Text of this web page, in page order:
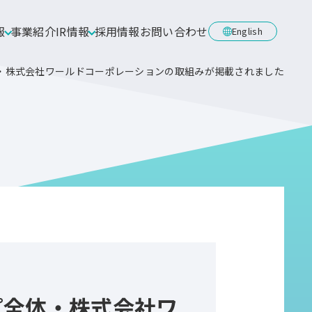
事業紹介IR情報 採用情報お問い合わせ English
式会社ワールドコーポレーションの取組みが掲載されました